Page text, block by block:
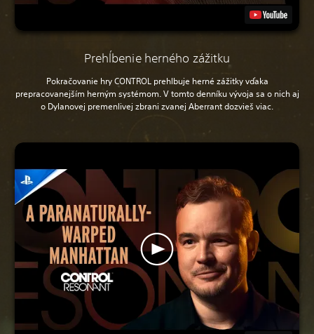
Prehĺbenie herného zážitku
Pokračovanie hry CONTROL prehlbuje herné zážitky vďaka
prepracovanejším herným systémom. V tomto denníku vývoja sa o nich aj
o Dylanovej premenlivej zbrani zvanej Aberrant dozvieš viac.